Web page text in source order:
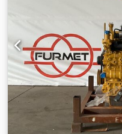
taksit: 1.430,36 € * Kalan
beğendiyseniz ya da
isterseniz, lütfen bizimle
Aramanızı dört gözle
Kullandığınız aracı
Finansman doğrudan
NUTZFAHRZEUGE GMBH
İngilizce, İspanyolca,
Dcjdpfx Ajy Dmwwji Nok